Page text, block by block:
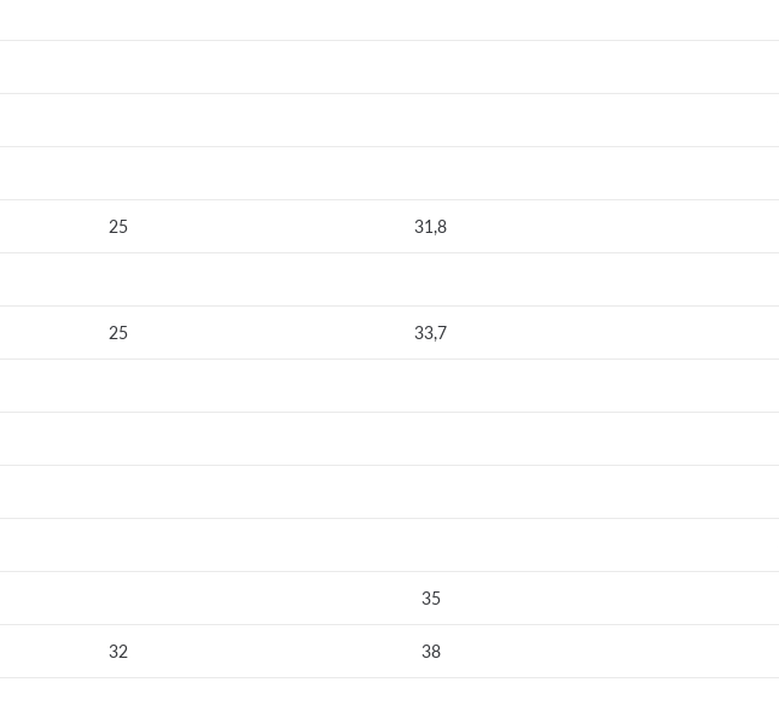
25 31,8
25 33,7
35
32 38